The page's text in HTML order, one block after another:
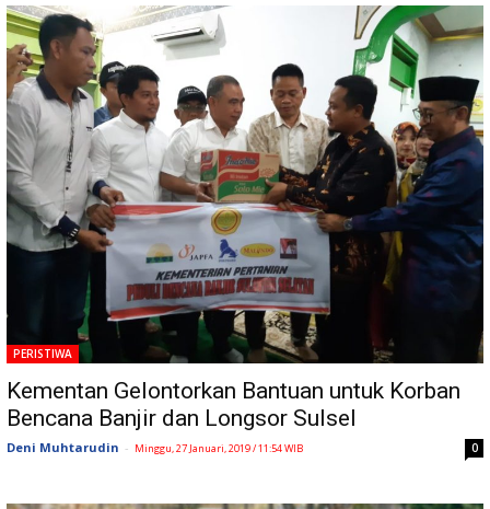
PERISTIWA
Kementan Gelontorkan Bantuan untuk Korban
Bencana Banjir dan Longsor Sulsel
Deni Muhtarudin - Minggu, 27 Januari, 2019 / 11:54 WIB 0